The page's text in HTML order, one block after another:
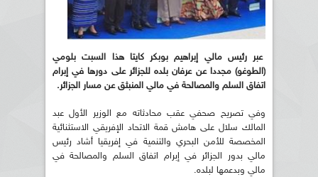
عبر رئيس مالي إبراهيم بوبكر كايتا هذا السبت بلومي
(الطوغو) مجددا عن عرفان بلده للجزائر على دورها في إبرام
اتفاق السلم والمصالحة في مالي المنبثق عن مسار الجزائر.
وفي تصريح صحفي عقب محادثاته مع الوزير الأول عبد
المالك سلال على هامش قمة الاتحاد الإفريقي الاستثنائية
المخصصة للأمن البحري والتنمية في إفريقيا أشاد رئيس
مالي بدور الجزائر في إبرام اتفاق السلم والمصالحة في
مالي وبدعمها لبلده.